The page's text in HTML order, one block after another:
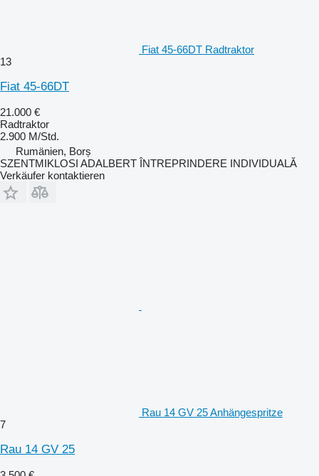
Fiat 45-66DT Radtraktor
13
Fiat 45-66DT
21.000 €
Radtraktor
2.900 M/Std.
Rumänien, Borș
SZENTMIKLOSI ADALBERT ÎNTREPRINDERE INDIVIDUALĂ
Verkäufer kontaktieren
Rau 14 GV 25 Anhängespritze
7
Rau 14 GV 25